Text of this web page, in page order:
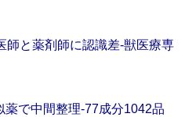
師と薬剤師に認識差‐獣医療専
薬で中間整理‐77成分1042品